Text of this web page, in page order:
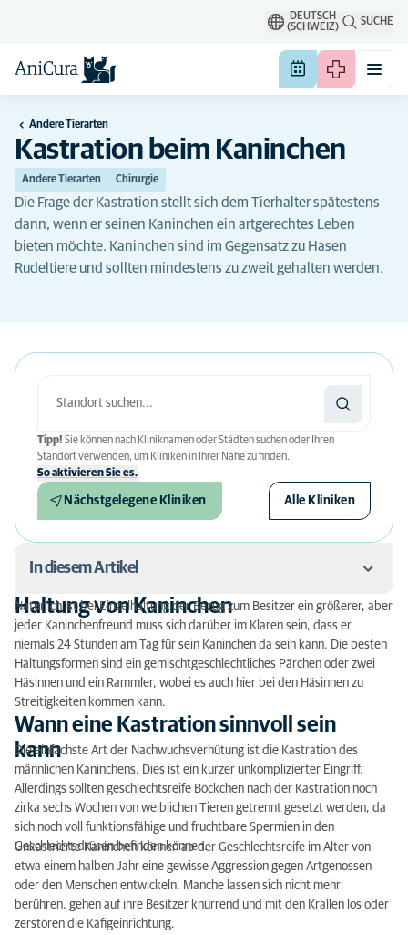
DEUTSCH
(SCHWEIZ)
SUCHE
Andere Tierarten
Kastration beim Kaninchen
Andere Tierarten Chirurgie
Die Frage der Kastration stellt sich dem Tierhalter spätestens
dann, wenn er seinen Kaninchen ein artgerechtes Leben
bieten möchte. Kaninchen sind im Gegensatz zu Hasen
Rudeltiere und sollten mindestens zu zweit gehalten werden.
Tipp! Sie können nach Kliniknamen oder Städten suchen oder Ihren
Standort verwenden, um Kliniken in Ihrer Nähe zu finden.
So aktivieren Sie es.
Nächstgelegene Kliniken Alle Kliniken
In diesem Artikel
Haltung von Kaninchen
Wann eine Kastration sinnvoll sein kann
Vorteile einer Kastration
Haltung von Kaninchen
Natürlich ist bei Einzelhaltung der Bezug zum Besitzer ein größerer, aber
jeder Kaninchenfreund muss sich darüber im Klaren sein, dass er
niemals 24 Stunden am Tag für sein Kaninchen da sein kann. Die besten
Haltungsformen sind ein gemischtgeschlechtliches Pärchen oder zwei
Häsinnen und ein Rammler, wobei es auch hier bei den Häsinnen zu
Streitigkeiten kommen kann.
Wann eine Kastration sinnvoll sein
kann
Die einfachste Art der Nachwuchsverhütung ist die Kastration des
männlichen Kaninchens. Dies ist ein kurzer unkomplizierter Eingriff.
Allerdings sollten geschlechtsreife Böckchen nach der Kastration noch
zirka sechs Wochen von weiblichen Tieren getrennt gesetzt werden, da
sich noch voll funktionsfähige und fruchtbare Spermien in den
Geschlechtsdrüsen befinden können.
Unkastrierte Kaninchen können ab der Geschlechtsreife im Alter von
etwa einem halben Jahr eine gewisse Aggression gegen Artgenossen
oder den Menschen entwickeln. Manche lassen sich nicht mehr
berühren, gehen auf ihre Besitzer knurrend und mit den Krallen los oder
zerstören die Käfigeinrichtung.